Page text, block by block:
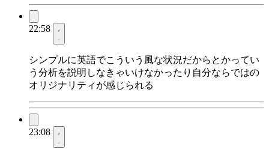
22:58
シンプルに英語でこういう風な状況だからとかってい
う分析を説明しなきゃいけなかったり自分ならではの
オリジナリティが感じられる
23:08